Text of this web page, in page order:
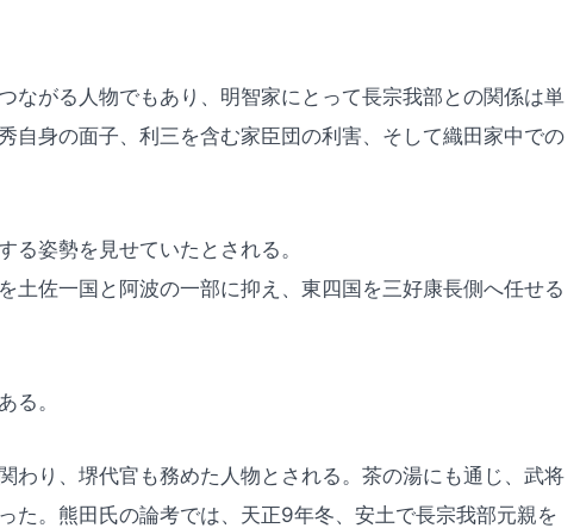
ながる人物でもあり、明智家にとって長宗我部との関係は単
自身の面子、利三を含む家臣団の利害、そして織田家中での
る姿勢を見せていたとされる。
土佐一国と阿波の一部に抑え、東四国を三好康長側へ任せる
る。
わり、堺代官も務めた人物とされる。茶の湯にも通じ、武将
た。熊田氏の論考では、天正9年冬、安土で長宗我部元親を